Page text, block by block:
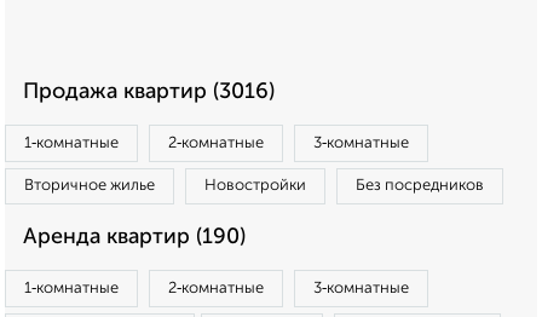
Продажа квартир (3016)
1‑комнатные 2‑комнатные 3‑комнатные
Вторичное жилье Новостройки Без посредников
Аренда квартир (190)
1‑комнатные 2‑комнатные 3‑комнатные